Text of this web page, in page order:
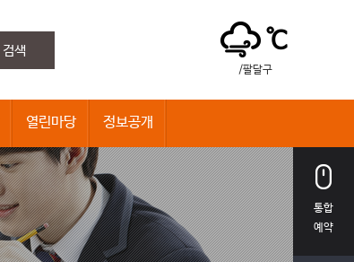
℃
/팔달구
열린마당 정보공개
통합
예약